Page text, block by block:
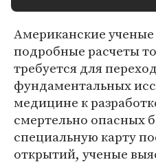
Американские
подробные расчеты
требуется для
фундаментальных
медицине к
смертельно опасных
специальную карту
открытий, ученые